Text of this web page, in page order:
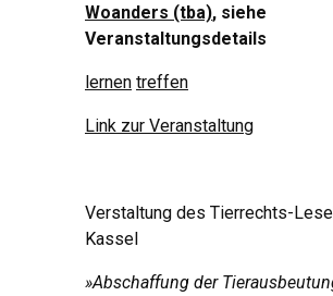
Woanders (tba), siehe
Veranstaltungsdetails
lernen treffen
Link zur Veranstaltung
Verstaltung des Tierrechts-
Kassel
»Abschaffung der